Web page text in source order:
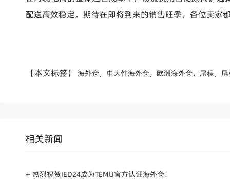
配送高效稳定。期待在即将到来的销售旺季，各位卖家
【本文标签】 海外仓，中大件海外仓，欧洲海外仓，尾程，
相关新闻
+ 热烈祝贺IED24成为TEMU官方认证海外仓！